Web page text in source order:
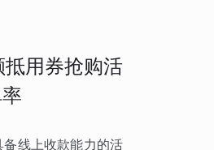
用券抢购活
线上收款能力的活